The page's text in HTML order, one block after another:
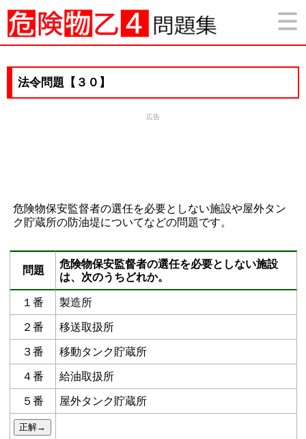
法令問題【３０】
広告
危険物保安監督者の選任を必要としない施設や屋外タン
ク貯蔵所の防油堤についてなどの問題です。
問題
危険物保安監督者の選任を必要としない施設
は、次のうちどれか。
１番 製造所
２番 移送取扱所
３番 移動タンク貯蔵所
４番 給油取扱所
５番 屋外タンク貯蔵所